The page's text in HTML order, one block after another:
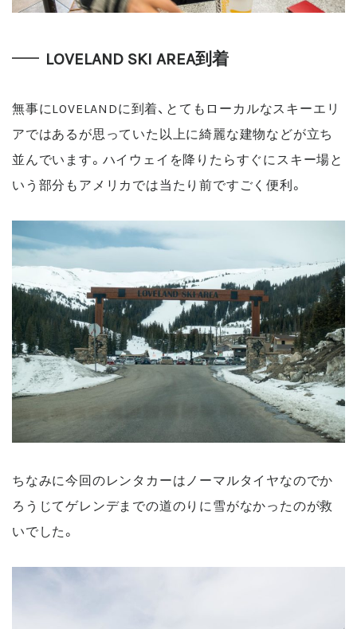
LOVELAND SKI AREA到着
無事にLOVELANDに到着、とてもローカルなスキーエリ
アではあるが思っていた以上に綺麗な建物などが立ち
並んでいます。ハイウェイを降りたらすぐにスキー場と
いう部分もアメリカでは当たり前ですごく便利。
ちなみに今回のレンタカーはノーマルタイヤなのでか
ろうじてゲレンデまでの道のりに雪がなかったのが救
いでした。